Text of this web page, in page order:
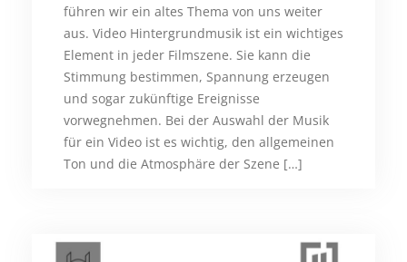
führen wir ein altes Thema von uns weiter
aus. Video Hintergrundmusik ist ein wichtiges
Element in jeder Filmszene. Sie kann die
Stimmung bestimmen, Spannung erzeugen
und sogar zukünftige Ereignisse
vorwegnehmen. Bei der Auswahl der Musik
für ein Video ist es wichtig, den allgemeinen
Ton und die Atmosphäre der Szene […]